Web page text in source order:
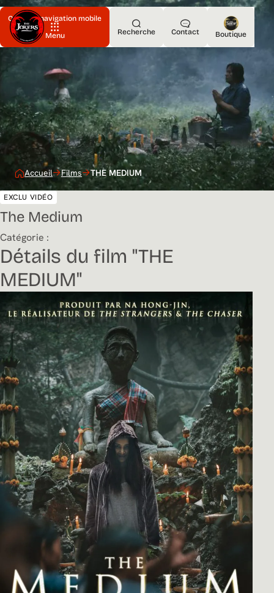
Ouvrir la navigation mobile
Menu
Recherche Contact Boutique
The Medium
Catégorie :
EXCLU VIDÉO
Accueil Films THE MEDIUM
Détails du film "THE
MEDIUM"